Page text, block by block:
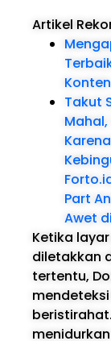
Artikel
Konten
Takut
Part
Awet
Ketika
diletakkan
tertentu,